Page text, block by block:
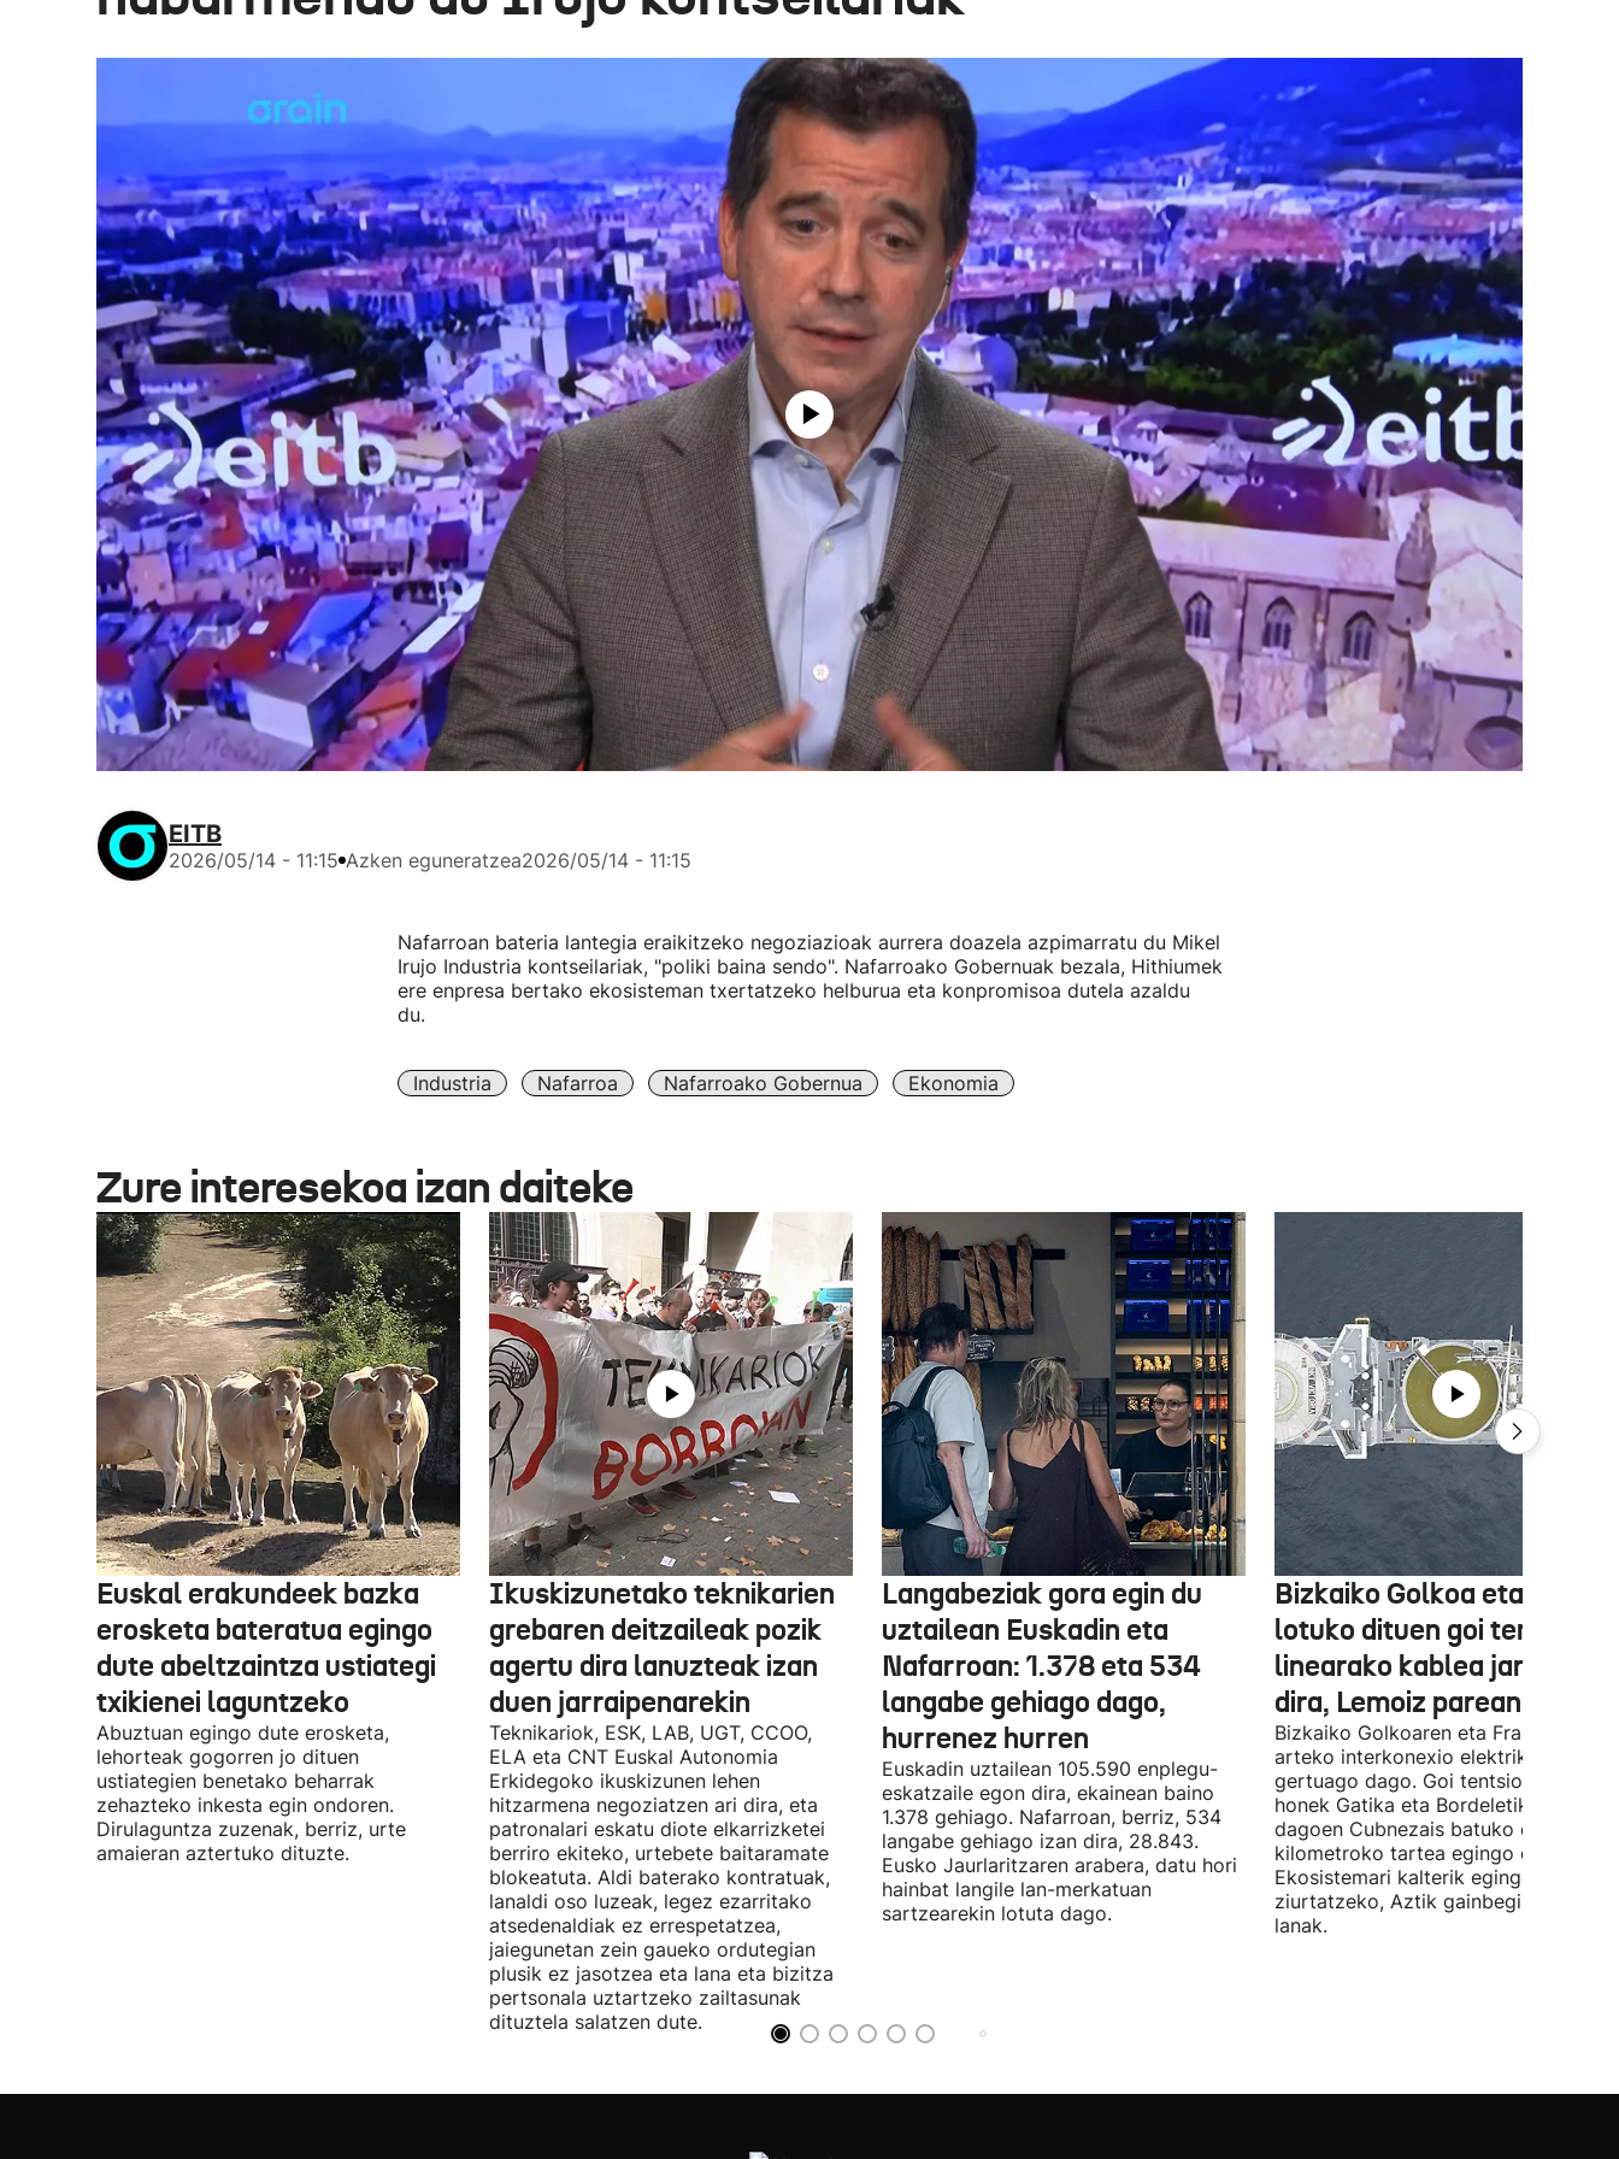
EITB
2026/05/14 - 11:15 Azken eguneratzea2026/05/14 - 11:15
Nafarroan bateria lantegia eraikitzeko negoziazioak aurrera doazela azpimarratu du Mikel
Irujo Industria kontseilariak, "poliki baina sendo". Nafarroako Gobernuak bezala, Hithiumek
ere enpresa bertako ekosisteman txertatzeko helburua eta konpromisoa dutela azaldu
du.
Industria Nafarroa Nafarroako Gobernua Ekonomia
Zure interesekoa izan daiteke
Euskal erakundeek bazka
erosketa bateratua egingo
dute abeltzaintza ustiategi
txikienei laguntzeko
Abuztuan egingo dute erosketa,
lehorteak gogorren jo dituen
ustiategien benetako beharrak
zehazteko inkesta egin ondoren.
Dirulaguntza zuzenak, berriz, urte
amaieran aztertuko dituzte.
Ikuskizunetako teknikarien
grebaren deitzaileak pozik
agertu dira lanuzteak izan
duen jarraipenarekin
Teknikariok, ESK, LAB, UGT, CCOO,
ELA eta CNT Euskal Autonomia
Erkidegoko ikuskizunen lehen
hitzarmena negoziatzen ari dira, eta
patronalari eskatu diote elkarrizketei
berriro ekiteko, urtebete baitaramate
blokeatuta. Aldi baterako kontratuak,
lanaldi oso luzeak, legez ezarritako
atsedenaldiak ez errespetatzea,
jaiegunetan zein gaueko ordutegian
plusik ez jasotzea eta lana eta bizitza
pertsonala uztartzeko zailtasunak
dituztela salatzen dute.
Langabeziak gora egin du
uztailean Euskadin eta
Nafarroan: 1.378 eta 534
langabe gehiago dago,
hurrenez hurren
Euskadin uztailean 105.590 enplegu-
eskatzaile egon dira, ekainean baino
1.378 gehiago. Nafarroan, berriz, 534
langabe gehiago izan dira, 28.843.
Eusko Jaurlaritzaren arabera, datu hori
hainbat langile lan-merkatuan
sartzearekin lotuta dago.
Bizkaiko Golkoa eta
lotuko dituen goi tentsioko
linearako kablea jartzen
dira, Lemoiz parean
Bizkaiko Golkoaren eta Frantziaren
arteko interkonexio elektrikoa
gertuago dago. Goi tentsioko linea
honek Gatika eta Bordeletik gertu
dagoen Cubnezais batuko ditu eta
kilometroko tartea egingo du ur
Ekosistemari kalterik egingo ez
ziurtatzeko, Aztik gainbegiratuko
lanak.